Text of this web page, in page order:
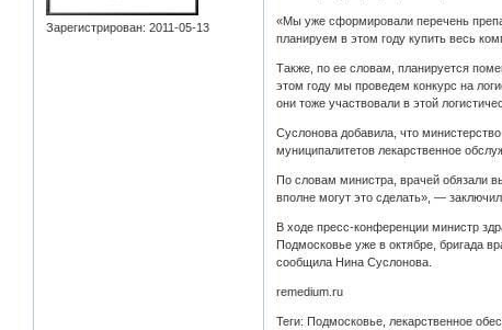
Зарегистрирован: 2011-05-13
«Мы уже сформировали перечень
планируем в этом году купить весь
Также, по ее словам, планируется
этом году мы проведем конкурс на
они тоже участвовали в этой
Суслонова добавила, что
муниципалитетов лекарственное
По словам министра, врачей обязали
вполне могут это сделать», —
В ходе пресс-конференции министр
Подмосковье уже в октябре, бригада
сообщила Нина Суслонова.
remedium.ru
Теги: Подмосковье, лекарственное